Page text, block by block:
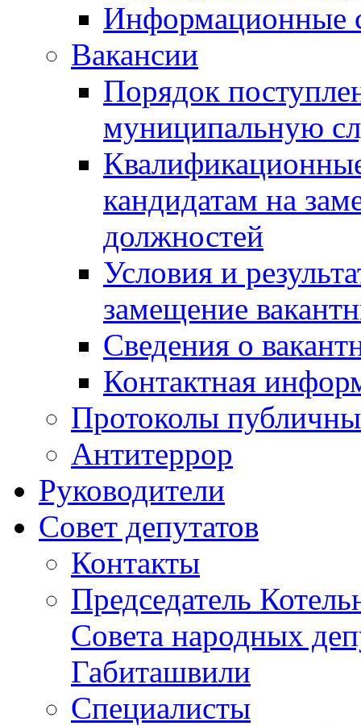
Информационные
Вакансии
Порядок
муниципальную
кандидатам на
должностей
Условия и
замещение
Сведения о
Контактная
Протоколы
Антитеррор
Руководители
Совет депутатов
Контакты
Председатель
Совета народных
Габиташвили
Специалисты